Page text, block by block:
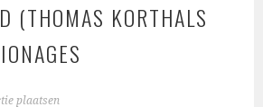
(THOMAS KORTHALS
plaatsen